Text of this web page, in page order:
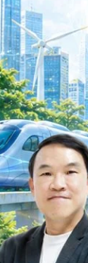
ยี เพื่อขับเคลื่อนป
รัฐมนตรีว่าการกร
Unlockร่วมส
ดินหน้าสู่เป้าหมาย
รมโครงสร้างบริษั